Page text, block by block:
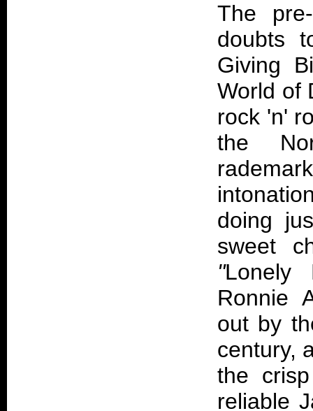
The
doubts
Giving
World of
rock 'n'
the
doing
sweet
"Lonely
Ronnie
out by
century,
the
reliable